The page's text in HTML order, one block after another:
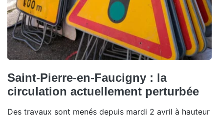
Saint-Pierre-en-Faucigny : la
circulation actuellement perturbée
Des travaux sont menés depuis mardi 2 avril à hauteur